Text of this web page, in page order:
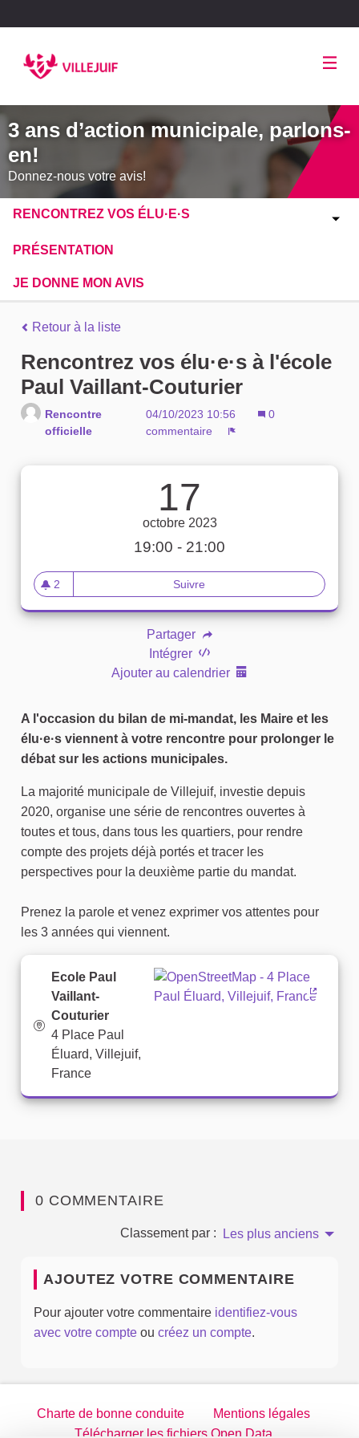
3 ans d’action municipale, parlons-
en!
Donnez-nous votre avis!
RENCONTREZ VOS ÉLU·E·S
PRÉSENTATION
JE DONNE MON AVIS
Retour à la liste
Rencontrez vos élu·e·s à l'école
Paul Vaillant-Couturier
Rencontre
officielle
04/10/2023 10:56
0
commentaire
17
octobre 2023
19:00 - 21:00
2
2 abonnés
Suivre Rencontrez vos élu·e·s à
Partager
Intégrer
Ajouter au calendrier
A l'occasion du bilan de mi-mandat, les Maire et les
élu·e·s viennent à votre rencontre pour prolonger le
débat sur les actions municipales.
La majorité municipale de Villejuif, investie depuis
2020, organise une série de rencontres ouvertes à
toutes et tous, dans tous les quartiers, pour rendre
compte des projets déjà portés et tracer les
perspectives pour la deuxième partie du mandat.
Prenez la parole et venez exprimer vos attentes pour
les 3 années qui viennent.
Ecole Paul
Vaillant-
Couturier
4 Place Paul
Éluard, Villejuif,
France
(Lien
0 COMMENTAIRE
Classement par : Les plus anciens
AJOUTEZ VOTRE COMMENTAIRE
Pour ajouter votre commentaire identifiez-vous
avec votre compte ou créez un compte.
Charte de bonne conduite
Mentions légales
Télécharger les fichiers Open Data